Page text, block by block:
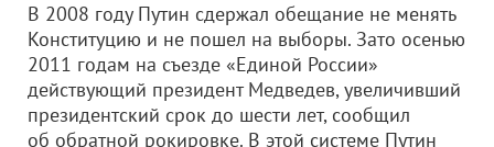
В 2008 году Путин сдержал обещание не менять
Конституцию и не пошел на выборы. Зато осенью
2011 годам на съезде «Единой России»
действующий президент Медведев, увеличивший
президентский срок до шести лет, сообщил
об обратной рокировке. В этой системе Путин